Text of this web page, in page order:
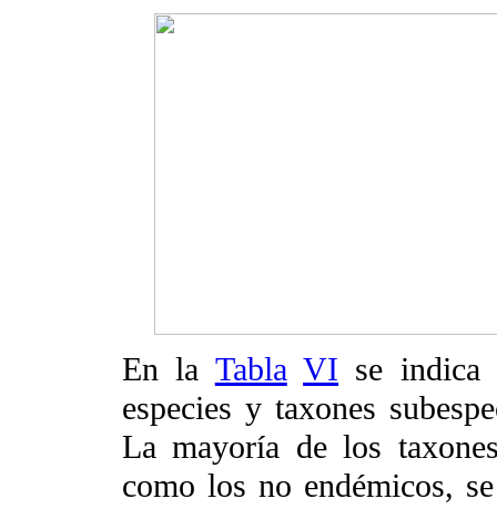
En la Tabla VI se indica
especies y taxones
La mayoría de los
como los no endémicos,